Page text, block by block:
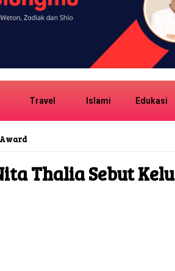
Travel Islami Edukasi
Thalia Sebut